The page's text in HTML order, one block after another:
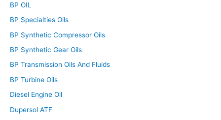
BP OIL
BP Specialties Oils
BP Synthetic Compressor Oils
BP Synthetic Gear Oils
BP Transmission Oils And Fluids
BP Turbine Oils
Diesel Engine Oil
Dupersol ATF